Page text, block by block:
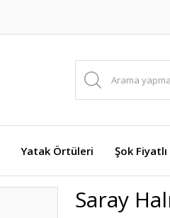
Yatak Örtüleri Şok Fiyatlı
Saray